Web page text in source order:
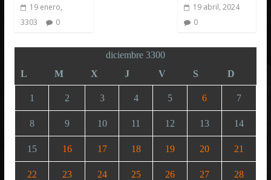
19 enero,
3303
0
19 abril, 2024
0
diciembre 3300
L
M X J V S D
1 2 3 4 5 6 7
8 9 10 11 12 13 14
15 16 17 18 19 20 21
22 23 24 25 26 27 28